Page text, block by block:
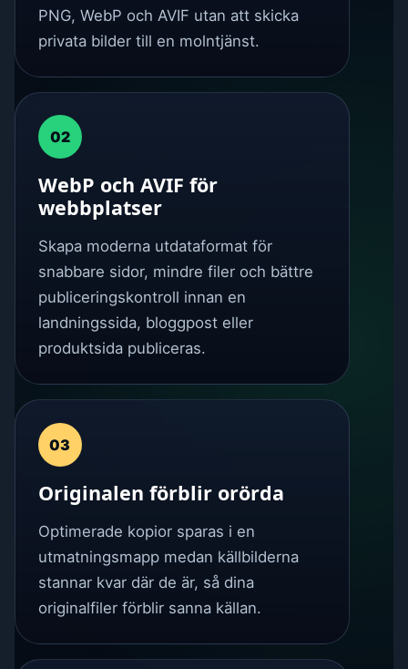
PNG, WebP och AVIF utan att skicka
privata bilder till en molntjänst.
02
WebP och AVIF för
webbplatser
Skapa moderna utdataformat för
snabbare sidor, mindre filer och bättre
publiceringskontroll innan en
landningssida, bloggpost eller
produktsida publiceras.
03
Originalen förblir orörda
Optimerade kopior sparas i en
utmatningsmapp medan källbilderna
stannar kvar där de är, så dina
originalfiler förblir sanna källan.